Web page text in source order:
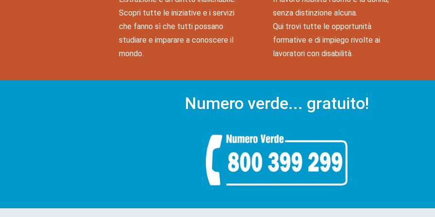
Scopri tutte le iniziative e i servizi
che fanno sì che tutti possano
studiare e imparare a conoscere il
mondo.
senza distinzione alcuna.
Qui trovi tutte le opportunità
formative e di impiego rivolte ai
lavoratori con disabilità.
Numero verde...